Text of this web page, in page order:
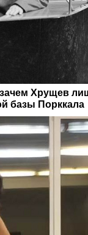
Хрущев
базы Порккала